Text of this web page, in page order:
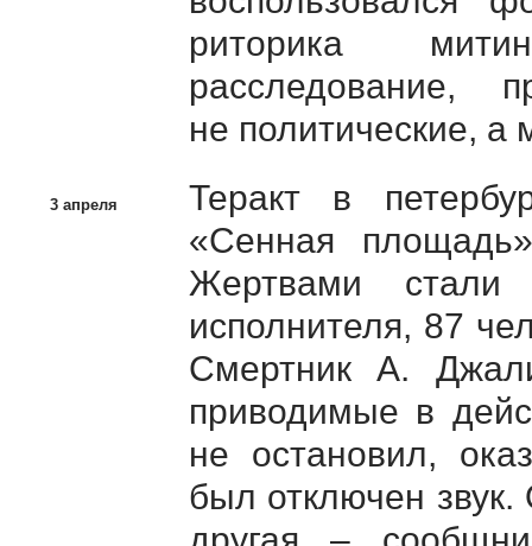
риторика
расследование,
не политические, а
3 апреля
Теракт в
«Сенная
Жертвами
исполнителя, 87
Смертник А.
приводимые в
не остановил,
был отключен